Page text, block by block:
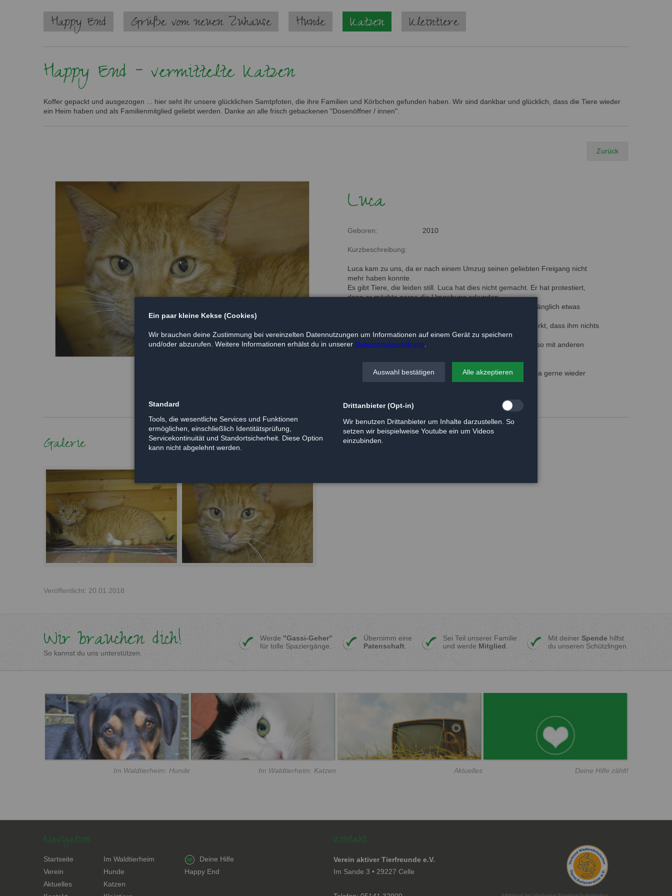
Navigation
überspringen
Happy End Grüße vom neuen Zuhause Hunde Katzen Kleintiere
Happy End - vermittelte Katzen
Koffer gepackt und ausgezogen ... hier seht ihr unsere glücklichen Samtpfoten, die ihre Familien und Körbchen gefunden haben. Wir sind dankbar und glücklich, dass die Tiere wieder
ein Heim haben und als Familienmitglied geliebt werden. Danke an alle frisch gebackenen "Dosenöffner / innen".
Zurück
Luca
Geboren: 2010
Kurzbeschreibung:
Luca kam zu uns, da er nach einem Umzug seinen geliebten Freigang nicht
mehr haben konnte.
Es gibt Tiere, die leiden still. Luca hat dies nicht gemacht. Er hat protestiert,
denn er möchte gerne die Umgebung erkunden.
Luca ist im Mai 2010 geboren und ein Traumkater. Er ist anfänglich etwas
Dieses Verhalten legt er aber schnell wieder ab, wenn er merkt, dass ihm nichts
böses wiederfährt.
Luca kam mit seinem Bruder Phil in unser Tierheim. Er ist also mit anderen
Nach einer entsprechenden Eingewöhnungszeit möchte Luca gerne wieder
Freigang genießen.
Galerie
Veröffentlicht: 20.01.2018
Wir brauchen dich!
So kannst du uns unterstützen.
Werde "Gassi-Geher"
für tolle Spaziergänge.
Übernimm eine
Patenschaft
Sei Teil unserer Familie
und werde Mitglied
Mit deiner Spende hilfst
du unseren Schützlingen.
Im Waldtierheim: Hunde Im Waldtierheim: Katzen Aktuelles Deine Hilfe zählt!
Navigation
Navigation
überspringen
Startseite
Verein
Aktuelles
Navigation
überspringen
Im Waldtierheim
Hunde
Katzen
Navigation
überspringen
Deine Hilfe
Happy End
Kontakt
Verein aktiver Tierfreunde e.V.
Im Sande 3 • 29227 Celle
Ein paar kleine Kekse (Cookies)
Wir brauchen deine Zustimmung bei vereinzelten Datennutzungen um Informationen auf einem Gerät zu speichern
und/oder abzurufen. Weitere Informationen erhälst du in unserer Datenschutzerklärung.
Auswahl bestätigen Alle akzeptieren
Standard
Tools, die wesentliche Services und Funktionen
ermöglichen, einschließlich Identitätsprüfung,
Servicekontinuität und Standortsicherheit. Diese Option
kann nicht abgelehnt werden.
Drittanbieter (Opt-in)
Wir benutzen Drittanbieter um Inhalte darzustellen. So
setzen wir beispielweise Youtube ein um Videos
einzubinden.